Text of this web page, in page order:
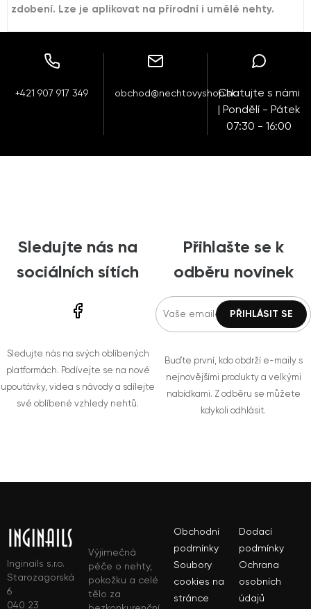
zdobení. Lze je aplikovat na přírodní i umělé nehty.
+421 907 917 349 obchod@nechtovyshop.skChatujte s námi
| Pondělí - Pátek
07:30 - 16:00
Sledujte nás na
sociálních sítích
Sledujte nás na svých oblíbených
platformách. Podívejte se na nové
upoutávky, videa s návody a sdílejte
své oblíbené vzhledy nehtů.
Přihlašte se k
odběru novinek
Buďte první, kdo obdrží e-maily s
nejnovějšími produkty a velkými
nabídkami. Z odběru se můžete
kdykoli odhlásit.
Inginails s.r.o.
Starozagorská
6
040 23
Výjimečná
péče o nehty,
pokožku a celé
tělo za
Obchodní
podmínky
Dodací
podmínky
Soubory
cookies na
stránce
Ochrana
osobních
údajů